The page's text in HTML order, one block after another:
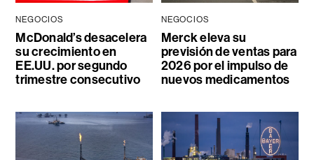
NEGOCIOS
McDonald’s desacelera
su crecimiento en
EE.UU. por segundo
trimestre consecutivo
NEGOCIOS
Merck eleva su
previsión de ventas para
2026 por el impulso de
nuevos medicamentos